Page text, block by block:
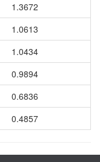
1.3672
1.0613
1.0434
0.9894
0.6836
0.4857